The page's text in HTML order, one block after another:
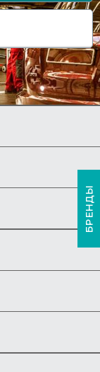
БРЕНДЫ